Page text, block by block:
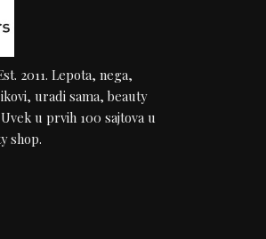
2011. Lepota, nega,
uradi sama, beauty
u prvih 100 sajtova u
shop.